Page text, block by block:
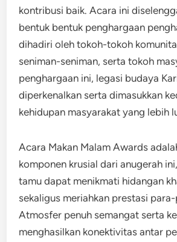
kontribusi baik. Acara ini
bentuk bentuk penghargaan
dihadiri oleh tokoh-tokoh
seniman-seniman, serta tokoh
penghargaan ini, legasi budaya
diperkenalkan serta dimasukkan
kehidupan masyarakat yang lebih
Acara Makan Malam Awards
komponen krusial dari anugerah
tamu dapat menikmati hidangan
sekaligus meriahkan prestasi
Atmosfer penuh semangat serta
menghasilkan konektivitas antar